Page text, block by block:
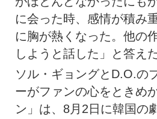
に会った時、感情が積み
に胸が熱くなった。他の
しようと話した」と答えた
ソル・ギョングとD.O.の
ーがファンの心をときめ
ン」は、8月2日に韓国の